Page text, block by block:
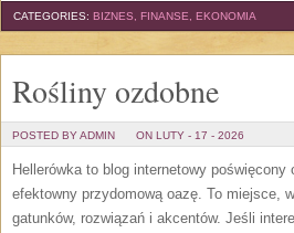
CATEGORIES: BIZNES, FINANSE, EKONOMIA
Rośliny ozdobne
POSTED BY ADMIN ON LUTY - 17 - 2026
Hellerówka to blog internetowy
efektowny przydomową oazę. To miejsce,
gatunków, rozwiązań i akcentów. Jeśli